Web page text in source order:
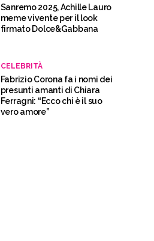
Sanremo 2025, Achille Lauro
meme vivente per il look
firmato Dolce&Gabbana
CELEBRITÀ
Fabrizio Corona fa i nomi dei
presunti amanti di Chiara
Ferragni: “Ecco chi è il suo
vero amore”